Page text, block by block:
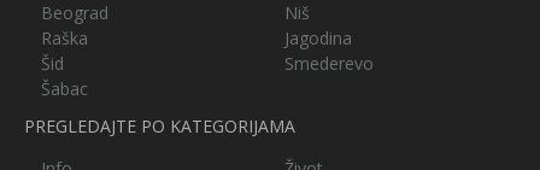
Beograd
Niš
Raška
Jagodina
Šid
Smederevo
Šabac
PREGLEDAJTE PO KATEGORIJAMA